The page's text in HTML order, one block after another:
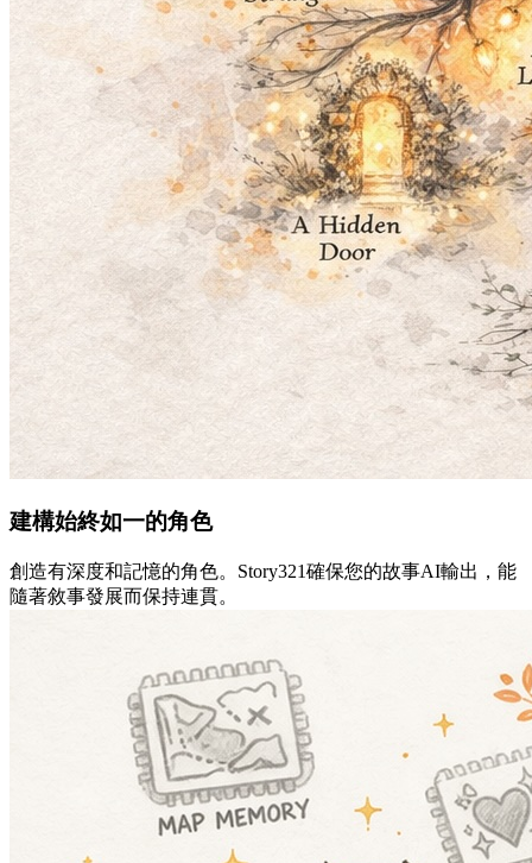
建構始終如一的角色
創造有深度和記憶的角色。Story321確保您的故事AI輸出，能
隨著敘事發展而保持連貫。